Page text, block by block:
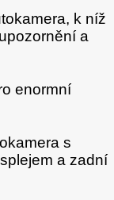
k níž
a
enormní
s
a zadní